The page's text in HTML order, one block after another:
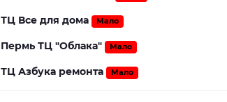
ТЦ Все для дома Мало
Пермь ТЦ "Облака" Мало
ТЦ Азбука ремонта Мало